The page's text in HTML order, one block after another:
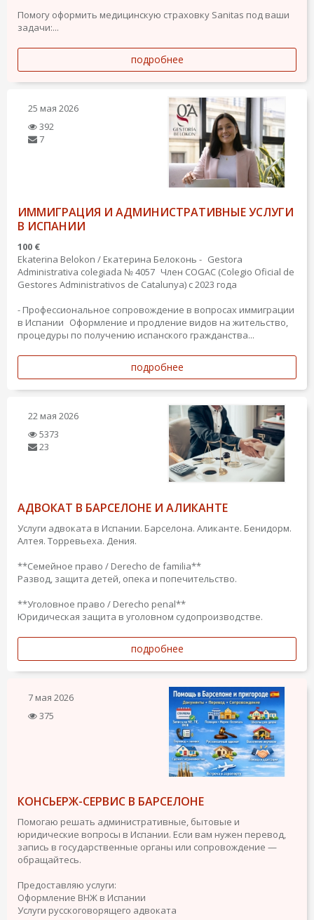
Помогу оформить медицинскую страховку Sanitas под ваши
задачи:...
подробнее
25 мая 2026
392
7
ИММИГРАЦИЯ И АДМИНИСТРАТИВНЫЕ УСЛУГИ
В ИСПАНИИ
100 €
Ekaterina Belokon / Екатерина Белоконь - Gestora
Administrativa colegiada № 4057 Член COGAC (Colegio Oficial de
Gestores Administrativos de Catalunya) с 2023 года
- Профессиональное сопровождение в вопросах иммиграции
в Испании Оформление и продление видов на жительство,
процедуры по получению испанского гражданства...
подробнее
22 мая 2026
5373
23
АДВОКАТ В БАРСЕЛОНЕ И АЛИКАНТЕ
Услуги адвоката в Испании. Барселона. Аликанте. Бенидорм.
Алтея. Торревьеха. Дения.
**Семейное право / Derecho de familia**
Развод, защита детей, опека и попечительство.
**Уголовное право / Derecho penal**
Юридическая защита в уголовном судопроизводстве.
подробнее
7 мая 2026
375
КОНСЬЕРЖ-СЕРВИС В БАРСЕЛОНЕ
Помогаю решать административные, бытовые и
юридические вопросы в Испании. Если вам нужен перевод,
запись в государственные органы или сопровождение —
обращайтесь.
Предоставляю услуги:
Оформление ВНЖ в Испании
Услуги русскоговорящего адвоката